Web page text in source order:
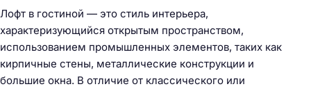
Лофт в гостиной — это стиль интерьера,
характеризующийся открытым пространством,
использованием промышленных элементов, таких как
кирпичные стены, металлические конструкции и
большие окна. В отличие от классического или